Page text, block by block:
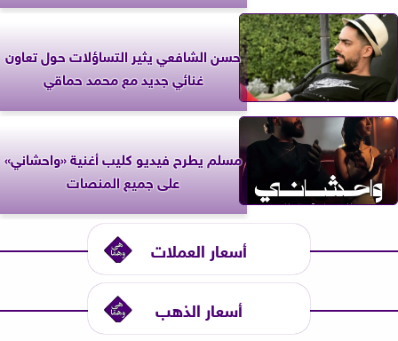
حسن الشافعي يثير التساؤلات حول تعاون
غنائي جديد مع محمد حماقي
مسلم يطرح فيديو كليب أغنية «واحشاني»
على جميع المنصات
أسعار العملات
أسعار الذهب